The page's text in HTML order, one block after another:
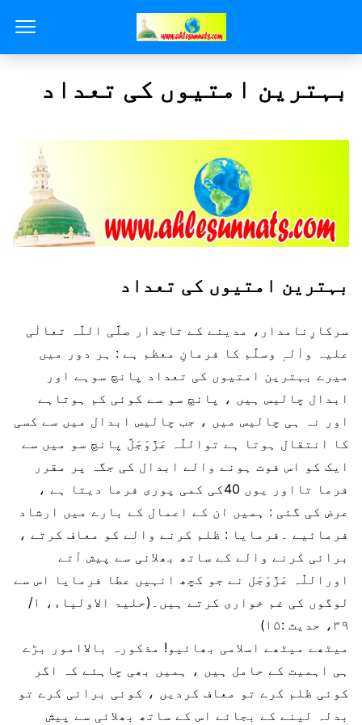
بہترین امتیوں کی تعداد
بہترین امتیوں کی تعداد
سرکارِنامدار، مدینے کے تاجدار صلَّی اللّٰہ تعالٰی
علیہ واٰلہٖ وسلَّم کا فرمانِ معظم ہے : ہر دور میں
میرے بہترین امتیوں کی تعداد پانچ سوہے اور
ابدال چالیس ہیں ، پانچ سو سے کوئی کم ہوتاہے
اور نہ ہی چالیس میں ، جب چالیس ابدال میں سے کسی
کا انتقال ہوتا ہے تواللّٰہ عَزَّوَجَلَّ پانچ سو میں سے
ایک کو اس فوت ہونے والے ابدال کی جگہ پر مقرر
فرما تااور یوں 40کی کمی پوری فرما دیتا ہے ،
عرض کی گئی : ہمیں ان کے اعمال کے بارے میں ارشاد
فرمائیے ۔فرمایا : ظلم کرنے والے کو معاف کرتے ،
برائی کرنے والے کے ساتھ بھلائی سے پیش آتے
اوراللّٰہ عَزَّوَجَل نے جو کچھ انہیں عطا فرمایا اس سے
لوگوں کی غم خواری کرتے ہیں۔(حلیۃ الاولیاء، ۱/
۳۹، حدیث :۱۵)
میٹھے میٹھے اسلامی بھائیو! مذکورہ بالاامور بڑے
ہی اہمیت کے حامل ہیں ، ہمیں بھی چاہئے کہ اگر
کوئی ظلم کرے تو معاف کردیں ، کوئی برائی کرے تو
بدلہ لینے کے بجائے اس کے ساتھ بھلائی سے پیش